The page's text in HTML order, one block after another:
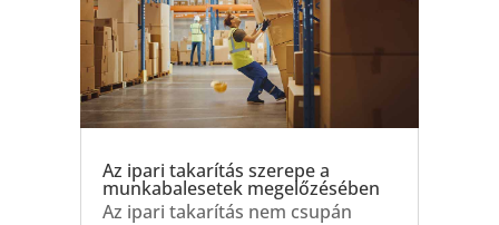
Az ipari takarítás szerepe a
munkabalesetek megelőzésében
Az ipari takarítás nem csupán